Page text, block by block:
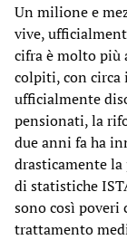
Un milione e
vive,
cifra è molto più
colpiti, con circa
ufficialmente
pensionati, la
due anni fa ha
drasticamente la
di statistiche
sono così poveri
trattamento